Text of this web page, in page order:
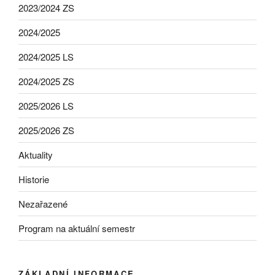
2023/2024 ZS
2024/2025
2024/2025 LS
2024/2025 ZS
2025/2026 LS
2025/2026 ZS
Aktuality
Historie
Nezařazené
Program na aktuální semestr